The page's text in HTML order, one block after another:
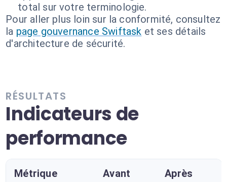
total sur votre terminologie.
Pour aller plus loin sur la conformité, consultez
la page gouvernance Swiftask et ses détails
d'architecture de sécurité.
RÉSULTATS
Indicateurs de
performance
Métrique Avant Après